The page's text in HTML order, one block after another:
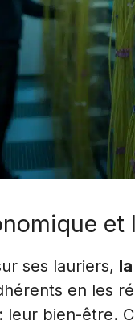
et
ses lauriers,
en les
bien-être.